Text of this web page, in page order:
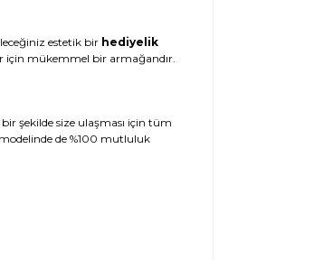
estetik bir hediyelik
için mükemmel bir armağandır.
şekilde size ulaşması için tüm
de %100 mutluluk